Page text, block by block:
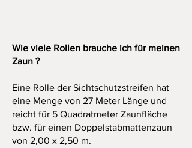
Mehrwertsteuer
gemäß §19 UStG.
Grundpreis: 2,55€ / 1 Meter
Lieferzeit: 3-4 Werktage
Wie viele Rollen brauche ich für meinen
Zaun ?
Eine Rolle der Sichtschutzstreifen hat
eine Menge von 27 Meter Länge und
reicht für 5 Quadratmeter Zaunfläche
bzw. für einen Doppelstabmattenzaun
von 2,00 x 2,50 m.